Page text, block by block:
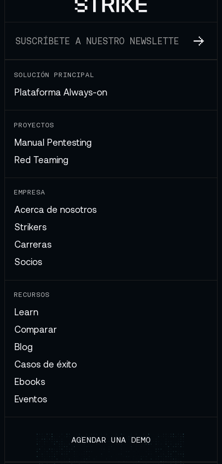
SOLUCIÓN PRINCIPAL
Plataforma Always-on
PROYECTOS
Manual Pentesting
Red Teaming
EMPRESA
Acerca de nosotros
Strikers
Carreras
Socios
RECURSOS
Learn
Comparar
Blog
Casos de éxito
Ebooks
Eventos
AGENDAR UNA DEMO